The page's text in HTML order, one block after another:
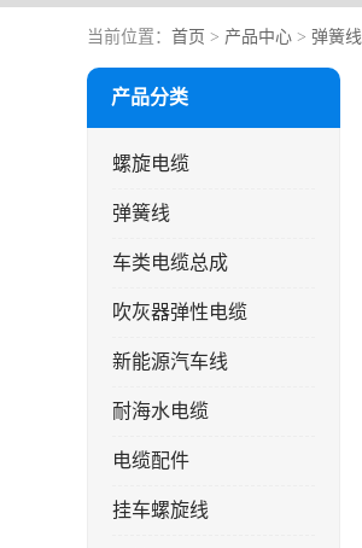
当前位置： 首页 > 产品中心 > 弹簧线
产品分类
螺旋电缆
弹簧线
车类电缆总成
吹灰器弹性电缆
新能源汽车线
耐海水电缆
电缆配件
挂车螺旋线